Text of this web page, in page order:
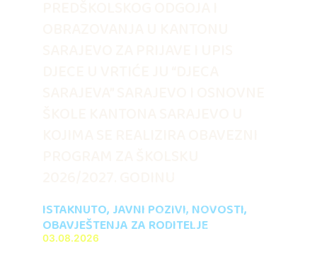
ISTAKNUTO, JAVNI POZIVI, NOVOSTI,
OBAVJEŠTENJA ZA RODITELJE
03.08.2026